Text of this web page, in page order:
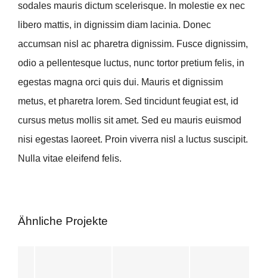
sodales mauris dictum scelerisque. In molestie ex nec
libero mattis, in dignissim diam lacinia. Donec
accumsan nisl ac pharetra dignissim. Fusce dignissim,
odio a pellentesque luctus, nunc tortor pretium felis, in
egestas magna orci quis dui. Mauris et dignissim
metus, et pharetra lorem. Sed tincidunt feugiat est, id
cursus metus mollis sit amet. Sed eu mauris euismod
nisi egestas laoreet. Proin viverra nisl a luctus suscipit.
Nulla vitae eleifend felis.
Ähnliche Projekte